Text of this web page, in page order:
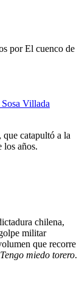
por El cuenco de
Villada
que catapultó a la
los años.
chilena,
militar
que recorre
Tengo miedo torero.